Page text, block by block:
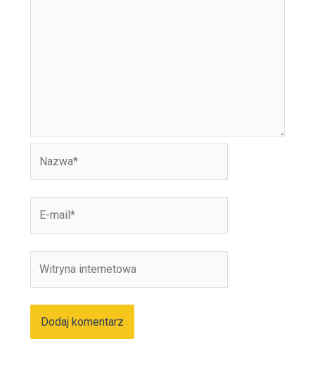
mail*
internetowa